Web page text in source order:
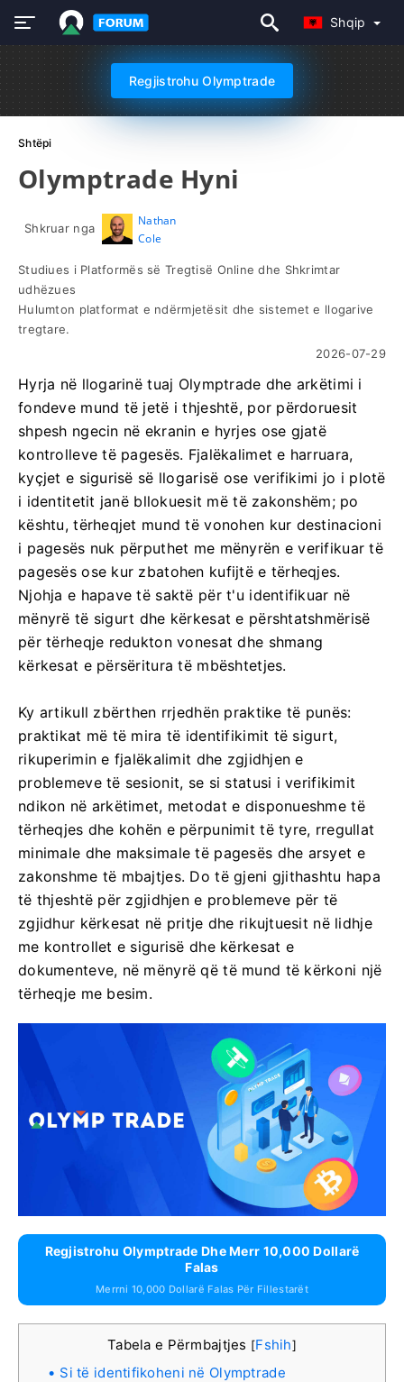
Shqip
Regjistrohu Olymptrade
Shtëpi
Olymptrade Hyni
Shkruar nga
Nathan
Cole
Studiues i Platformës së Tregtisë Online dhe Shkrimtar
udhëzues
Hulumton platformat e ndërmjetësit dhe sistemet e llogarive
tregtare.
2026-07-29
Hyrja në llogarinë tuaj Olymptrade dhe arkëtimi i
fondeve mund të jetë i thjeshtë, por përdoruesit
shpesh ngecin në ekranin e hyrjes ose gjatë
kontrolleve të pagesës. Fjalëkalimet e harruara,
kyçjet e sigurisë së llogarisë ose verifikimi jo i plotë
i identitetit janë bllokuesit më të zakonshëm; po
kështu, tërheqjet mund të vonohen kur destinacioni
i pagesës nuk përputhet me mënyrën e verifikuar të
pagesës ose kur zbatohen kufijtë e tërheqjes.
Njohja e hapave të saktë për t'u identifikuar në
mënyrë të sigurt dhe kërkesat e përshtatshmërisë
për tërheqje redukton vonesat dhe shmang
kërkesat e përsëritura të mbështetjes.
Ky artikull zbërthen rrjedhën praktike të punës:
praktikat më të mira të identifikimit të sigurt,
rikuperimin e fjalëkalimit dhe zgjidhjen e
problemeve të sesionit, se si statusi i verifikimit
ndikon në arkëtimet, metodat e disponueshme të
tërheqjes dhe kohën e përpunimit të tyre, rregullat
minimale dhe maksimale të pagesës dhe arsyet e
zakonshme të mbajtjes. Do të gjeni gjithashtu hapa
të thjeshtë për zgjidhjen e problemeve për të
zgjidhur kërkesat në pritje dhe rikujtuesit në lidhje
me kontrollet e sigurisë dhe kërkesat e
dokumenteve, në mënyrë që të mund të kërkoni një
tërheqje me besim.
Regjistrohu Olymptrade Dhe Merr 10,000 Dollarë
Falas
Merrni 10,000 Dollarë Falas Për Fillestarët
Tabela e Përmbajtjes [Fshih]
Si të identifikoheni në Olymptrade